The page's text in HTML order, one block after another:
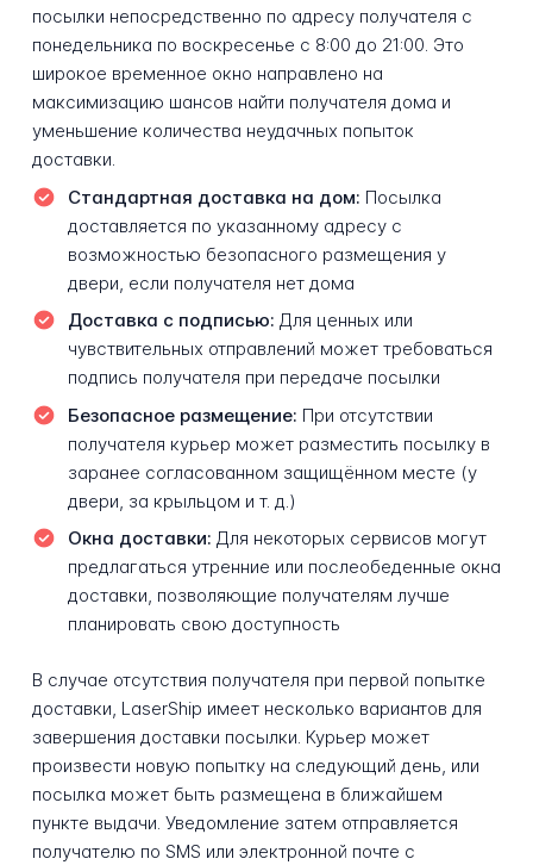
посылки непосредственно по адресу получателя с
понедельника по воскресенье с 8:00 до 21:00. Это
широкое временное окно направлено на
максимизацию шансов найти получателя дома и
уменьшение количества неудачных попыток
доставки.
Стандартная доставка на дом: Посылка
доставляется по указанному адресу с
возможностью безопасного размещения у
двери, если получателя нет дома
Доставка с подписью: Для ценных или
чувствительных отправлений может требоваться
подпись получателя при передаче посылки
Безопасное размещение: При отсутствии
получателя курьер может разместить посылку в
заранее согласованном защищённом месте (у
двери, за крыльцом и т. д.)
Окна доставки: Для некоторых сервисов могут
предлагаться утренние или послеобеденные окна
доставки, позволяющие получателям лучше
планировать свою доступность
В случае отсутствия получателя при первой попытке
доставки, LaserShip имеет несколько вариантов для
завершения доставки посылки. Курьер может
произвести новую попытку на следующий день, или
посылка может быть размещена в ближайшем
пункте выдачи. Уведомление затем отправляется
получателю по SMS или электронной почте с